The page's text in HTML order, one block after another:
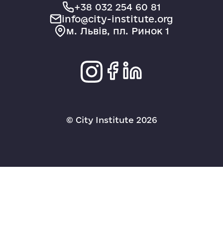
+38 032 254 60 81
info@city-institute.org
м. Львів, пл. Ринок 1
© Сity Institute 2026